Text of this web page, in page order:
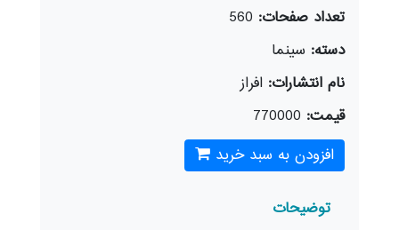
تعداد صفحات: 560
دسته: سينما
نام انتشارات: افراز
قیمت: 770000
افزودن به سبد خرید
توضیحات